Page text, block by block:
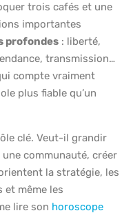
trois cafés et une
importantes
profondes : liberté,
transmission…
compte vraiment
plus fiable qu’un
clé. Veut-il grandir
communauté, créer
la stratégie, les
et même les
lire son horoscope